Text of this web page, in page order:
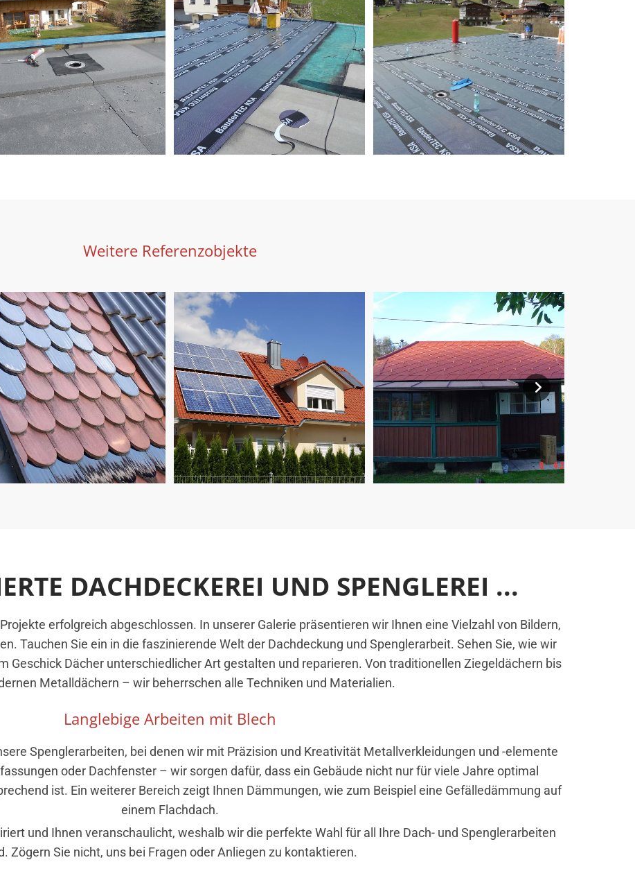
Weitere Referenzobjekte
DACHDECKEREI UND SPENGLEREI ...
erfolgreich abgeschlossen. In unserer Galerie präsentieren wir Ihnen eine Vielzahl von Bildern,
Tauchen Sie ein in die faszinierende Welt der Dachdeckung und Spenglerarbeit. Sehen Sie, wie wir
Geschick Dächer unterschiedlicher Art gestalten und reparieren. Von traditionellen Ziegeldächern bis
Metalldächern – wir beherrschen alle Techniken und Materialien.
Langlebige Arbeiten mit Blech
Spenglerarbeiten, bei denen wir mit Präzision und Kreativität Metallverkleidungen und -elemente
oder Dachfenster – wir sorgen dafür, dass ein Gebäude nicht nur für viele Jahre optimal
ist. Ein weiterer Bereich zeigt Ihnen Dämmungen, wie zum Beispiel eine Gefälledämmung auf
einem Flachdach.
und Ihnen veranschaulicht, weshalb wir die perfekte Wahl für all Ihre Dach- und Spenglerarbeiten
Zögern Sie nicht, uns bei Fragen oder Anliegen zu kontaktieren.